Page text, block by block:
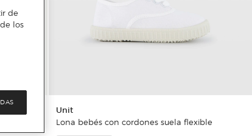
Unit
Lona bebés con cordones suela flexible
de
los